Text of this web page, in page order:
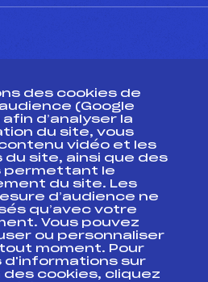
fédéral
Formation, Suivi
des cookies de
(Google
d’analyser la
du site, vous
vidéo et les
site, ainsi que des
permettant le
du site. Les
d’audience ne
qu’avec votre
Vous pouvez
ou personnaliser
moment. Pour
d'informations sur
cookies, cliquez